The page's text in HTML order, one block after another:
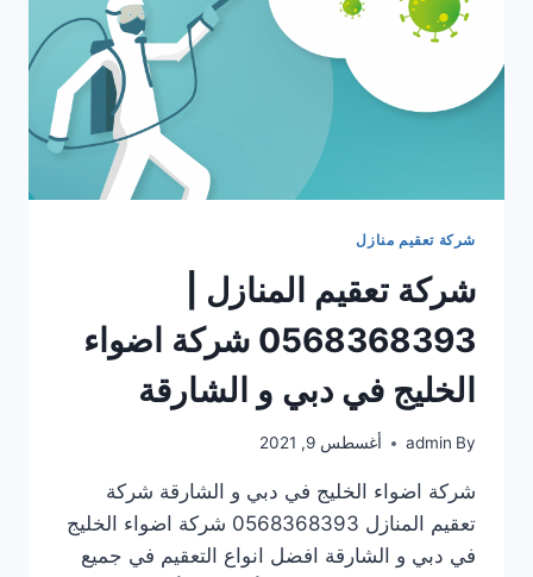
شركة تعقيم منازل
شركة تعقيم المنازل |
0568368393 شركة اضواء
الخليج في دبي و الشارقة
By
admin أغسطس 9, 2021
شركة اضواء الخليج في دبي و الشارقة شركة
تعقيم المنازل 0568368393 شركة اضواء الخليج
في دبي و الشارقة افضل انواع التعقيم في جميع